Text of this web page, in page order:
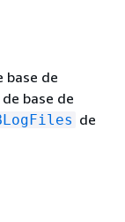
base de
base de
de